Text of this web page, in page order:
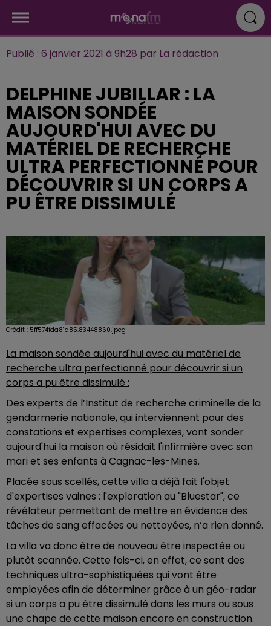
Publié : 6 janvier 2021 à 9h28 par La rédaction
DELPHINE JUBILLAR : LA
MAISON SONDÉE
AUJOURD'HUI AVEC DU
MATÉRIEL DE RECHERCHE
ULTRA PERFECTIONNÉ POUR
DÉCOUVRIR SI UN CORPS A
PU ÊTRE DISSIMULÉ
Crédit : 5ff574fda81a85.83448860.jpeg
La maison sondée aujourd'hui avec du matériel de
recherche ultra perfectionné pour découvrir si un
corps a pu être dissimulé :
Des experts de l’Institut de recherche criminelle de la
gendarmerie nationale, qui interviennent pour des
constations et expertises complexes, vont sonder
aujourd'hui la maison où résidait l'infirmière avec son
mari et ses enfants à Cagnac-les-Mines.
Placée sous scellés, cette villa a déjà fait l'objet
d'expertises vaines : l'exploration au "Bluestar", ce
révélateur permettant de mettre en évidence des
tâches de sang effacées ou nettoyées, n’a rien donné.
La villa va donc être de nouveau être inspectée ou
plutôt scannée. Cette fois-ci, en effet, ce sont des
techniques ultra-sophistiquées qui vont être
employées afin de déterminer grâce à un géo-radar
si un corps a pu être dissimulé dans les murs ou sous
une chape de cette maison encore en construction.